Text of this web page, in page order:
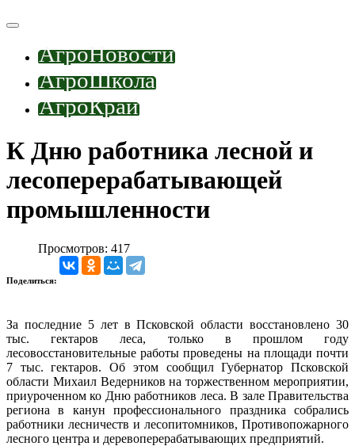
АгроНовости
АгроШкола
АгроКрай
К Дню работника лесной и
лесоперерабатывающей
промышленности
Просмотров: 417
Поделиться:
За последние 5 лет в Псковской области восстановлено 30
тыс. гектаров леса, только в прошлом году
лесовосстановительные работы проведены на площади почти
7 тыс. гектаров. Об этом сообщил Губернатор Псковской
области Михаил Ведерников на торжественном мероприятии,
приуроченном ко Дню работников леса. В зале Правительства
региона в канун профессионального праздника собрались
работники лесничеств и лесопитомников, Противопожарного
лесного центра и деревоперерабатывающих предприятий.